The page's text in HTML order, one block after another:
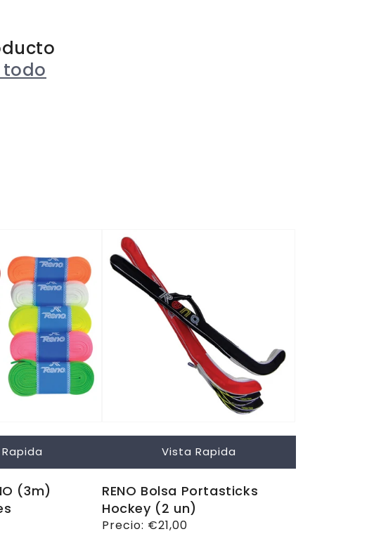
(3m)
Vista Rapida
RENO Bolsa Portasticks
Hockey (2 un)
Precio
Precio: €21,00